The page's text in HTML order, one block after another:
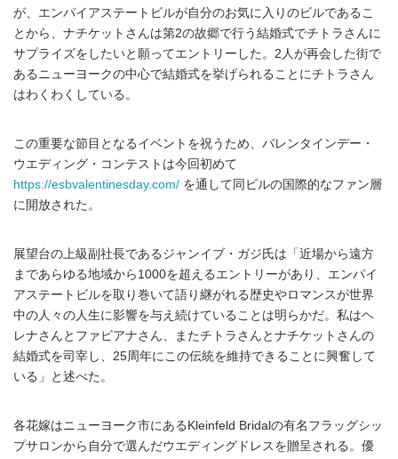
が、エンパイアステートビルが自分のお気に入りのビルであるこ
とから、ナチケットさんは第2の故郷で行う結婚式でチトラさんに
サプライズをしたいと願ってエントリーした。2人が再会した街で
あるニューヨークの中心で結婚式を挙げられることにチトラさん
はわくわくしている。
この重要な節目となるイベントを祝うため、バレンタインデー・
ウエディング・コンテストは今回初めて
https://esbvalentinesday.com/ を通して同ビルの国際的なファン層
に開放された。
展望台の上級副社長であるジャンイブ・ガジ氏は「近場から遠方
まであらゆる地域から1000を超えるエントリーがあり、エンパイ
アステートビルを取り巻いて語り継がれる歴史やロマンスが世界
中の人々の人生に影響を与え続けていることは明らかだ。私はヘ
レナさんとファビアナさん、またチトラさんとナチケットさんの
結婚式を司宰し、25周年にこの伝統を維持できることに興奮して
いる」と述べた。
各花嫁はニューヨーク市にあるKleinfeld Bridalの有名フラッグシッ
プサロンから自分で選んだウエディングドレスを贈呈される。優